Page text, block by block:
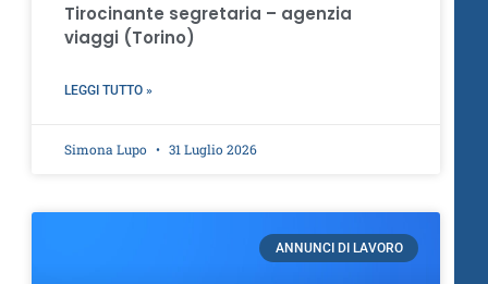
Tirocinante segretaria – agenzia
viaggi (Torino)
LEGGI TUTTO »
Simona Lupo 31 Luglio 2026
ANNUNCI DI LAVORO